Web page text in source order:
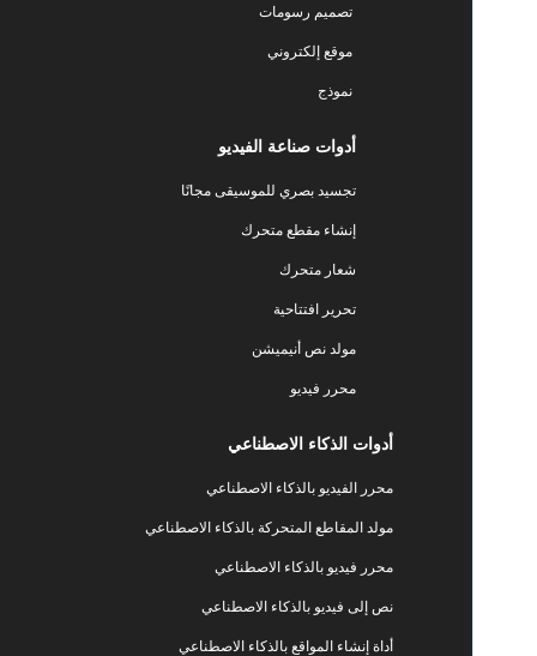
تصميم رسومات
موقع إلكتروني
أدوات صناعة الفيديو
تجسيد بصري للموسيقى مجانًا
إنشاء مقطع متحرك
شعار متحرك
تحرير افتتاحية
مولد نص أنيميشن
محرر فيديو
أدوات الذكاء الاصطناعي
محرر الفيديو بالذكاء الاصطناعي
مولد المقاطع المتحركة بالذكاء الاصطناعي
محرر فيديو بالذكاء الاصطناعي
نص إلى فيديو بالذكاء الاصطناعي
أداة إنشاء المواقع بالذكاء الاصطناعي